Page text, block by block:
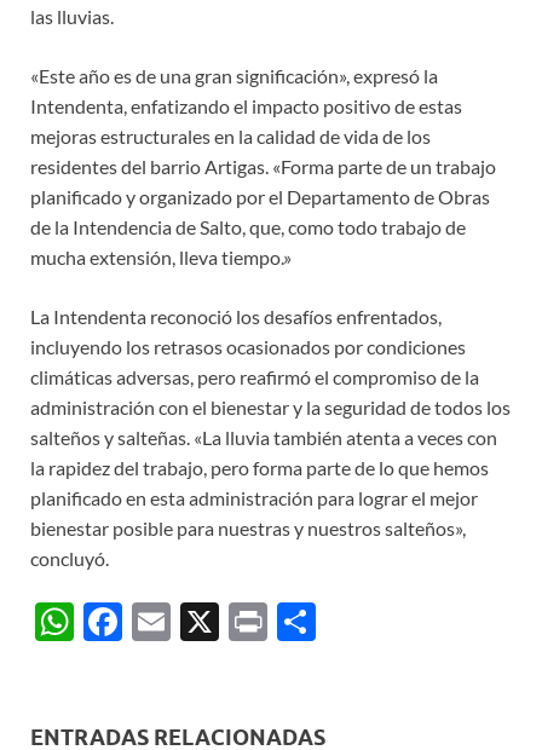
las lluvias.
«Este año es de una gran significación», expresó la
Intendenta, enfatizando el impacto positivo de estas
mejoras estructurales en la calidad de vida de los
residentes del barrio Artigas. «Forma parte de un trabajo
planificado y organizado por el Departamento de Obras
de la Intendencia de Salto, que, como todo trabajo de
mucha extensión, lleva tiempo.»
La Intendenta reconoció los desafíos enfrentados,
incluyendo los retrasos ocasionados por condiciones
climáticas adversas, pero reafirmó el compromiso de la
administración con el bienestar y la seguridad de todos los
salteños y salteñas. «La lluvia también atenta a veces con
la rapidez del trabajo, pero forma parte de lo que hemos
planificado en esta administración para lograr el mejor
bienestar posible para nuestras y nuestros salteños»,
concluyó.
W
s
F
b
E
X
P
p
ENTRADAS RELACIONADAS